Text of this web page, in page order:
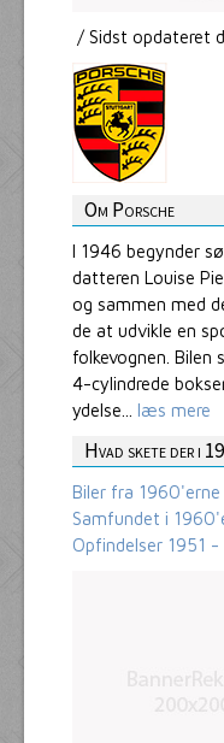
/ Sidst opdateret
Om Porsche
I 1946 begynder
datteren Louise
og sammen med
de at udvikle en
folkevognen. Bilen
4-cylindrede
ydelse... læs mere
Hvad skete der i
Biler fra 1960'erne
Samfundet i
Opfindelser 1951 -